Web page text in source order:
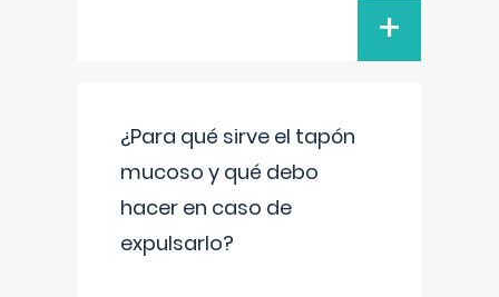
+
¿Para qué sirve el tapón
mucoso y qué debo
hacer en caso de
expulsarlo?